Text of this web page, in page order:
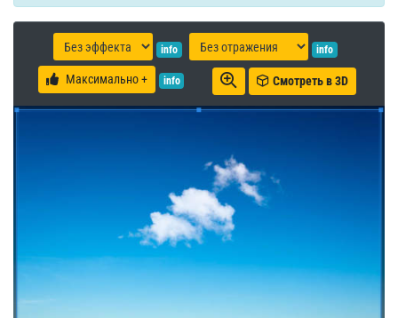
info info
Максимально + info Смотреть в 3D